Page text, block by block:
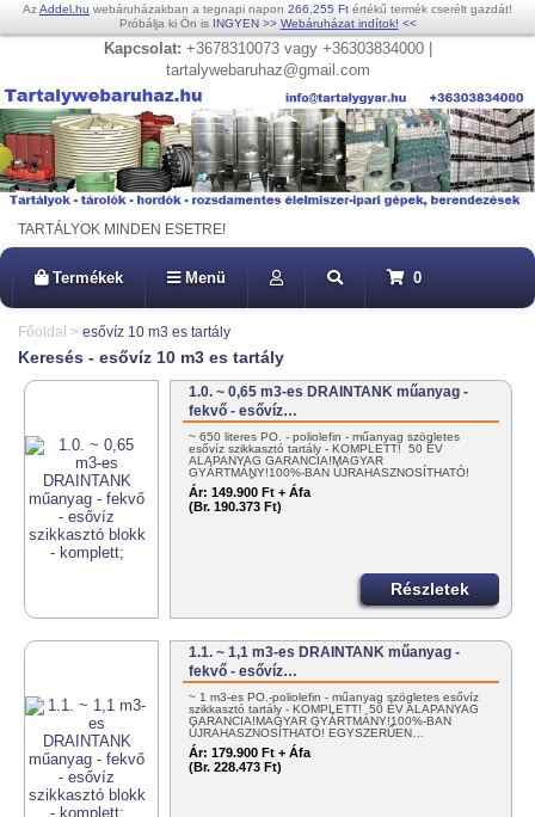
AzAddel.hu webáruházakban a tegnapi napon 266.255 Ft értékű termék cserélt gazdát!
Próbálja ki Ön is INGYEN >> Webáruházat indítok! <<
Kapcsolat: +3678310073 vagy +36303834000 |
tartalywebaruhaz@gmail.com
TARTÁLYOK MINDEN ESETRE!
Termékek Menü 0
Főoldal > esővíz 10 m3 es tartály
Keresés - esővíz 10 m3 es tartály
1.0. ~ 0,65 m3-es DRAINTANK műanyag -
fekvő - esővíz…
~ 650 literes PO. - poliolefin - műanyag szögletes
esővíz szikkasztó tartály - KOMPLETT! 50 ÉV
ALAPANYAG GARANCIA!MAGYAR
GYÁRTMÁNY!100%-BAN ÚJRAHASZNOSÍTHATÓ!
EGYSZERŰEN…
Ár: 149.900 Ft + Áfa
(Br. 190.373 Ft)
Részletek
1.1. ~ 1,1 m3-es DRAINTANK műanyag -
fekvő - esővíz…
~ 1 m3-es PO.-poliolefin - műanyag szögletes esővíz
szikkasztó tartály - KOMPLETT! 50 ÉV ALAPANYAG
GARANCIA!MAGYAR GYÁRTMÁNY!100%-BAN
ÚJRAHASZNOSÍTHATÓ! EGYSZERŰEN…
Ár: 179.900 Ft + Áfa
(Br. 228.473 Ft)